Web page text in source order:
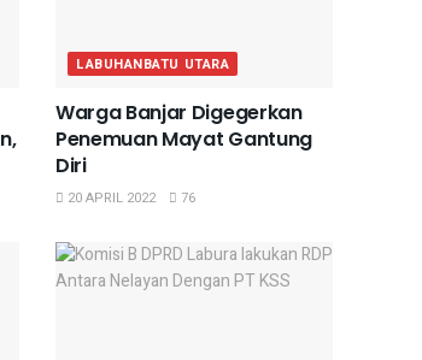
LABUHANBATU UTARA
Warga Banjar Digegerkan
Penemuan Mayat Gantung
Diri
20 APRIL 2022 76